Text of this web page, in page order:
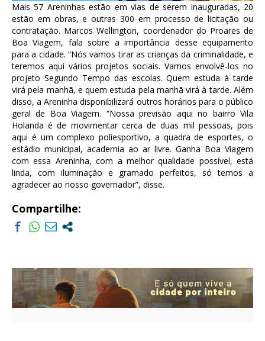
Mais 57 Areninhas estão em vias de serem inauguradas, 20
estão em obras, e outras 300 em processo de licitação ou
contratação. Marcos Wellington, coordenador do Proares de
Boa Viagem, fala sobre a importância desse equipamento
para a cidade. “Nós vamos tirar as crianças da criminalidade, e
teremos aqui vários projetos sociais. Vamos envolvê-los no
projeto Segundo Tempo das escolas. Quem estuda à tarde
virá pela manhã, e quem estuda pela manhã virá à tarde. Além
disso, a Areninha disponibilizará outros horários para o público
geral de Boa Viagem. “Nossa previsão aqui no bairro Vila
Holanda é de movimentar cerca de duas mil pessoas, pois
aqui é um complexo poliesportivo, a quadra de esportes, o
estádio municipal, academia ao ar livre. Ganha Boa Viagem
com essa Areninha, com a melhor qualidade possível, está
linda, com iluminação e gramado perfeitos, só temos a
agradecer ao nosso governador”, disse.
Compartilhe: